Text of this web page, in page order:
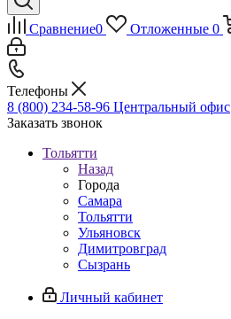
Сравнение0 Отложенные 0
Телефоны
8 (800) 234-58-96 Центральный офис
Заказать звонок
Тольятти
Назад
Города
Самара
Тольятти
Ульяновск
Димитровград
Сызрань
Личный кабинет